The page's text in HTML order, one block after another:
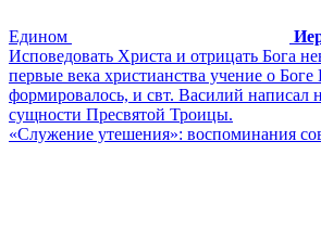
Едином
Исповедовать Христа и отрицать Бога
первые века христианства учение о
формировалось, и свт. Василий написал
сущности Пресвятой Троицы.
«Служение утешения»: воспоминания